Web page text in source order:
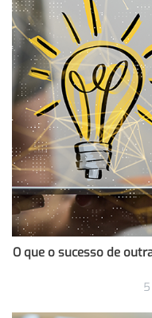
O que o sucesso de